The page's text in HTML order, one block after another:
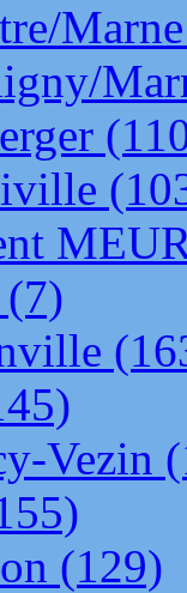
Vezin
(129)